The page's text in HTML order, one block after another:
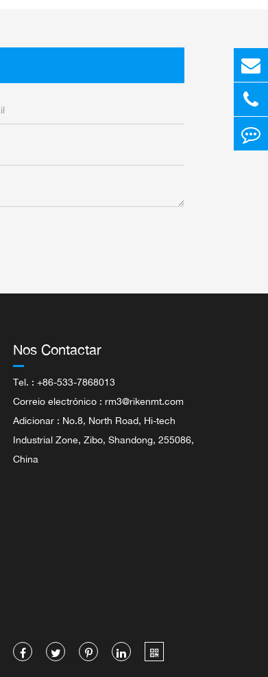
Nos Contactar
Tel. : +86-533-7868013
Correio electrónico : rm3@rikenmt.com
Adicionar : No.8, North Road, Hi-tech
Industrial Zone, Zibo, Shandong, 255086,
China